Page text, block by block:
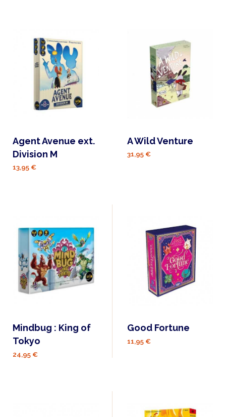
Agent Avenue ext.
Division M
13,95 €
A Wild Venture
31,95 €
Mindbug : King of
Tokyo
24,95 €
Good Fortune
11,95 €